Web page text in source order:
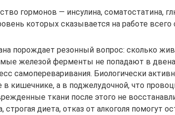
гормонов — инсулина, соматостатина,
которых сказывается на работе всего
порождает резонный вопрос: сколько
железой ферменты не попадают в
самопереваривания. Биологически
в кишечнике, а в поджелудочной, что
ткани после этого не
строгая диета, отказ от алкоголя помогут